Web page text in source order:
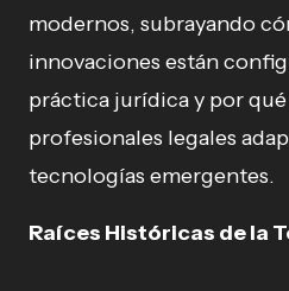
modernos, subrayando
innovaciones están
práctica jurídica y por
profesionales legales
tecnologías emergentes.
Raíces Históricas de la